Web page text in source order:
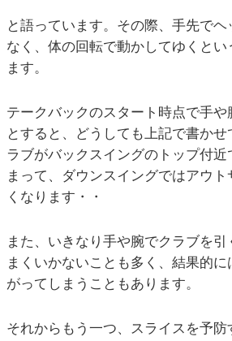
と語っています。その際、手先で
なく、体の回転で動かしてゆくと
ます。
テークバックのスタート時点で手や
とすると、どうしても上記で書かせ
ラブがバックスイングのトップ付近
まって、ダウンスイングではアウ
くなります・・
また、いきなり手や腕でクラブを引
まくいかないことも多く、結果的
がってしまうこともあります。
それからもう一つ、スライスを予